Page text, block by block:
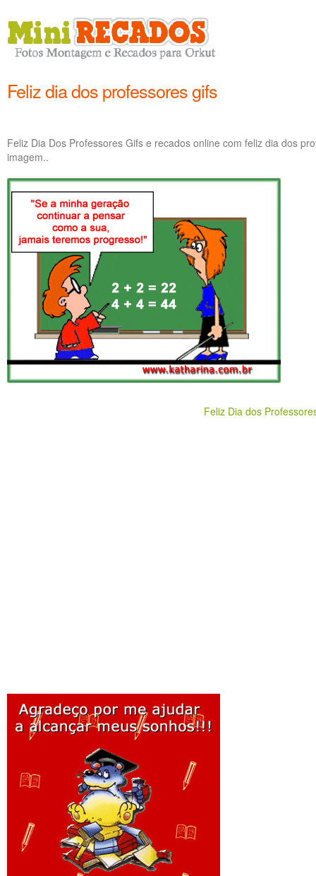
Feliz dia dos professores gifs
Feliz Dia Dos Professores Gifs e recados online com feliz dia dos
imagem..
Feliz Dia dos